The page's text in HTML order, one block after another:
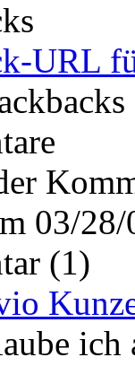
URL
03/
(1)